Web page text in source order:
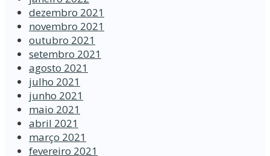
dezembro 2021
novembro 2021
outubro 2021
setembro 2021
agosto 2021
julho 2021
junho 2021
maio 2021
abril 2021
março 2021
fevereiro 2021